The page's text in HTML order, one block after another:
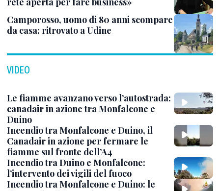
Camporosso, uomo di 80 anni scompare
da casa: ritrovato a Udine
VIDEO
Le fiamme avanzano verso l’autostrada:
canadair in azione tra Monfalcone e
Duino
Incendio tra Monfalcone e Duino, il
Canadair in azione per fermare le
fiamme sul fronte dell’A4
Incendio tra Duino e Monfalcone:
l’intervento dei vigili del fuoco
Incendio tra Monfalcone e Duino: le